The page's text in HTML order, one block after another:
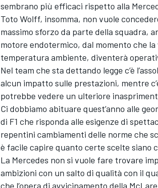
RALLY
sembrano più efficaci rispetto alla
Toto Wolff, insomma, non vuole
massimo sforzo da parte della squadra,
motore endotermico, dal momento che
temperatura ambiente, diventerà
Nel team che sta dettando legge c’è
alcun impatto sulle prestazioni, mentre
potrebbe vedere un ulteriore
Ci dobbiamo abituare quest’anno alle
di F1 che risponda alle esigenze di
repentini cambiamenti delle norme che
è facile capire quanto certe scelte siano
La Mercedes non si vuole fare trovare
ambizioni con un salto di qualità con il
che l’opera di avvicinamento della